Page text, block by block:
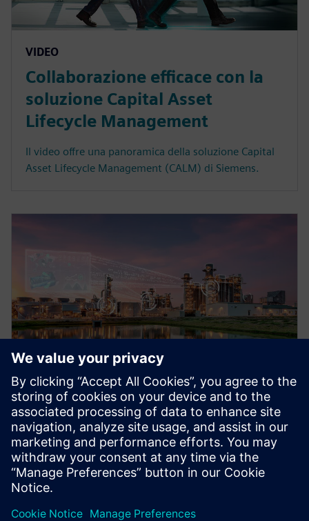
VIDEO
Collaborazione efficace con la
soluzione Capital Asset
Lifecycle Management
Il video offre una panoramica della soluzione Capital
Asset Lifecycle Management (CALM) di Siemens.
EBOOK
Un nuovo ebook di CIMdata
Impatto dei sistemi AIMS (Asset Information
Management System) sulla creazione e sul
funzionamento dei beni strumentali